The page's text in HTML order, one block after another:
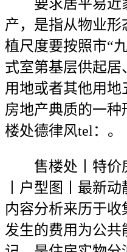
要求居平易近
产，是指从物业
植尺度要按照市“
式室第基层供起
用地或者其他用
房地产典质的一
楼处德律风tel：。
售楼处丨特价
丨户型图丨最新
内容分析来历于
发生的费用为公